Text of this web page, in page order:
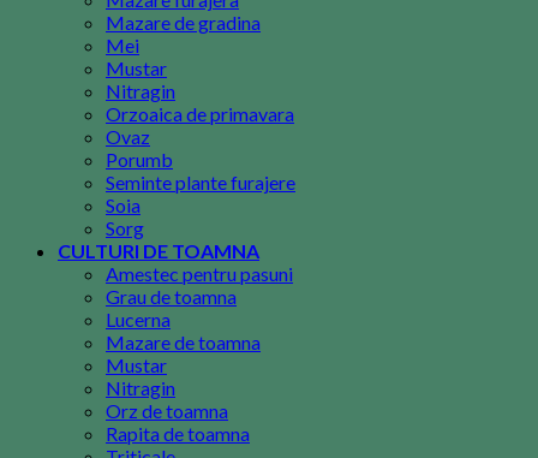
Mazare de gradina
Mei
Mustar
Nitragin
Orzoaica de primavara
Ovaz
Porumb
Seminte plante furajere
Soia
Sorg
CULTURI DE TOAMNA
Amestec pentru pasuni
Grau de toamna
Lucerna
Mazare de toamna
Mustar
Nitragin
Orz de toamna
Rapita de toamna